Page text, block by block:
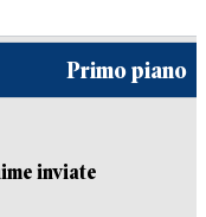
Primo piano
inviate